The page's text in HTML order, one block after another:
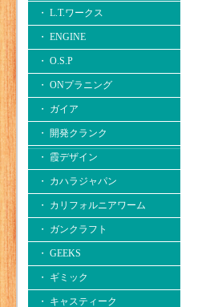
・ L.T.ワークス
・ ENGINE
・ O.S.P
・ ONプラニング
・ ガイア
・ 開発クランク
・ 霞デザイン
・ カハラジャパン
・ カリフォルニアワーム
・ ガンクラフト
・ GEEKS
・ ギミック
・ キャスティーク